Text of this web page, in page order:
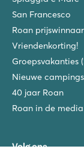
San Francesco
Roan
Vriendenkorting!
Groepsvakanties
Nieuwe
40 jaar Roan
Roan in de media
Volg ons